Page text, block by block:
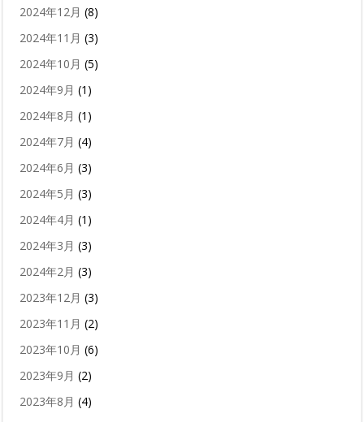
2024年12月 (8)
2024年11月 (3)
2024年10月 (5)
2024年9月 (1)
2024年8月 (1)
2024年7月 (4)
2024年6月 (3)
2024年5月 (3)
2024年4月 (1)
2024年3月 (3)
2024年2月 (3)
2023年12月 (3)
2023年11月 (2)
2023年10月 (6)
2023年9月 (2)
2023年8月 (4)